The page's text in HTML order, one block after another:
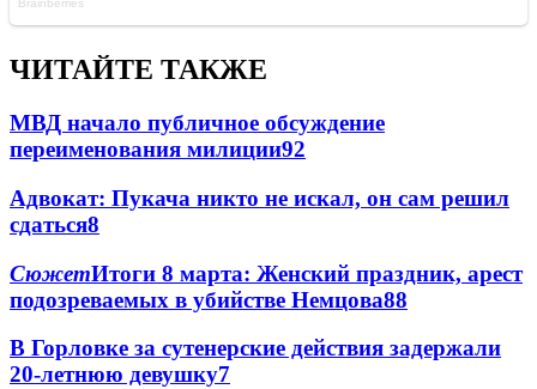
ЧИТАЙТЕ ТАКЖЕ
МВД начало публичное обсуждение
переименования милиции92
Адвокат: Пукача никто не искал, он сам решил
сдаться8
СюжетИтоги 8 марта: Женский праздник, арест
подозреваемых в убийстве Немцова88
В Горловке за сутенерские действия задержали
20-летнюю девушку7